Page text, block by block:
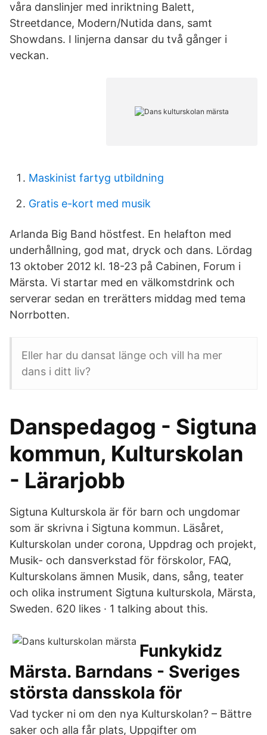
våra danslinjer med inriktning Balett,
Streetdance, Modern/Nutida dans, samt
Showdans. I linjerna dansar du två gånger i
veckan.
Maskinist fartyg utbildning
Gratis e-kort med musik
Arlanda Big Band höstfest. En helafton med
underhållning, god mat, dryck och dans. Lördag
13 oktober 2012 kl. 18-23 på Cabinen, Forum i
Märsta. Vi startar med en välkomstdrink och
serverar sedan en trerätters middag med tema
Norrbotten.
Eller har du dansat länge och vill ha mer
dans i ditt liv?
Danspedagog - Sigtuna
kommun, Kulturskolan
- Lärarjobb
Sigtuna Kulturskola är för barn och ungdomar
som är skrivna i Sigtuna kommun. Läsåret,
Kulturskolan under corona, Uppdrag och projekt,
Musik- och dansverkstad för förskolor, FAQ,
Kulturskolans ämnen Musik, dans, sång, teater
och olika instrument Sigtuna kulturskola, Märsta,
Sweden. 620 likes · 1 talking about this.
Funkykidz
Märsta. Barndans - Sveriges
största dansskola för
Vad tycker ni om den nya Kulturskolan? – Bättre
saker och alla får plats, Uppgifter om